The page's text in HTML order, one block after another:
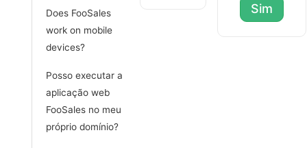
Does FooSales
work on mobile
devices?
Posso executar a
aplicação web
FooSales no meu
próprio domínio?
Sim